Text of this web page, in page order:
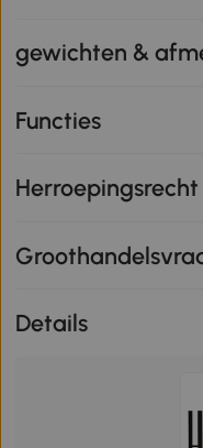
gewichten &
Functies
Herroepingsrecht
Details